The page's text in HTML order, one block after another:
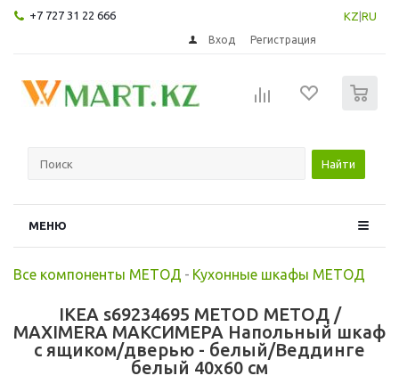
+7 727 31 22 666 KZ RU
Вход Регистрация
Найти
МЕНЮ
Все компоненты МЕТОД - Кухонные шкафы МЕТОД
IKEA s69234695 METOD МЕТОД /
MAXIMERA МАКСИМЕРА Напольный шкаф
с ящиком/дверью - белый/Веддинге
белый 40x60 см